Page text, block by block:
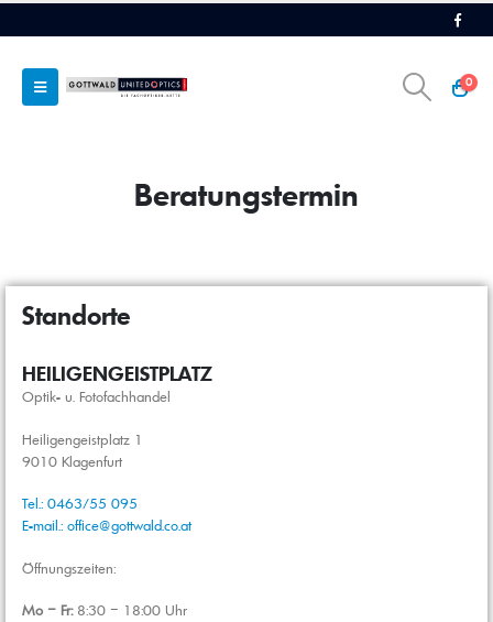
0
Beratungstermin
Standorte
HEILIGENGEISTPLATZ
Optik- u. Fotofachhandel
Heiligengeistplatz 1
9010 Klagenfurt
Tel.: 0463/55 095
E-mail.: office@gottwald.co.at
Öffnungszeiten:
Mo – Fr:8:30 – 18:00 Uhr